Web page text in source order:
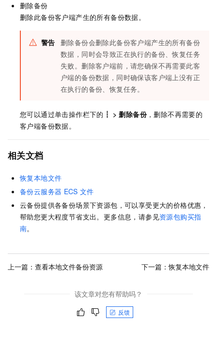
删除备份
删除此备份客户端产生的所有备份数据。
警告 删除备份会删除此备份客户端产生的所有备份
数据，同时会导致正在执行的备份、恢复任务
失败。删除客户端前，请您确保不再需要此客
户端的备份数据，同时确保该客户端上没有正
在执行的备份、恢复任务。
您可以通过单击操作栏下的 ┇ >删除备份，删除不再需要的
客户端备份数据。
相关文档
恢复本地文件
备份云服务器 ECS 文件
云备份提供各备份场景下资源包，可以享受更大的价格优惠，
帮助您更大程度节省支出。更多信息，请参见资源包购买指
南。
上一篇： 查看本地文件备份资源 下一篇：恢复本地文件
该文章对您有帮助吗？
反馈